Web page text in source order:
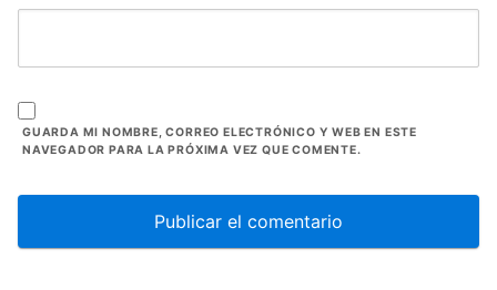
GUARDA MI NOMBRE, CORREO ELECTRÓNICO Y WEB EN ESTE
NAVEGADOR PARA LA PRÓXIMA VEZ QUE COMENTE.